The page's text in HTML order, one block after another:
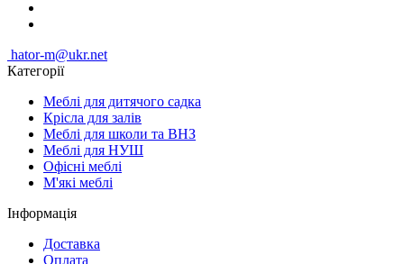
hator-m@ukr.net
Категорії
Меблі для дитячого садка
Крісла для залів
Меблі для школи та ВНЗ
Меблі для НУШ
Офісні меблі
М'які меблі
Інформація
Доставка
Оплата